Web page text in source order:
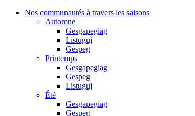
Nos communautés à travers les saisons
Automne
Gesgapegiag
Listuguj
Gespeg
Printemps
Gesgapegiag
Gespeg
Listuguj
Été
Gesgapegiag
Gespeg